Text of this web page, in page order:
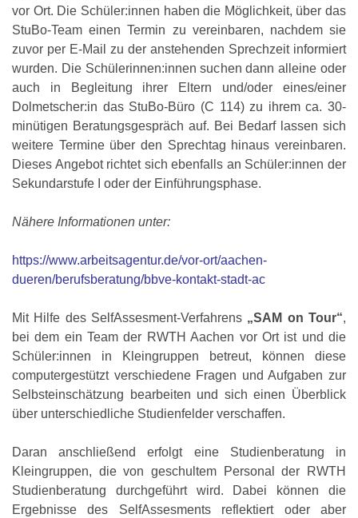
vor Ort. Die Schüler:innen haben die Möglichkeit, über das
StuBo-Team einen Termin zu vereinbaren, nachdem sie
zuvor per E-Mail zu der anstehenden Sprechzeit informiert
wurden. Die Schülerinnen:innen suchen dann alleine oder
auch in Begleitung ihrer Eltern und/oder eines/einer
Dolmetscher:in das StuBo-Büro (C 114) zu ihrem ca. 30-
minütigen Beratungsgespräch auf. Bei Bedarf lassen sich
weitere Termine über den Sprechtag hinaus vereinbaren.
Dieses Angebot richtet sich ebenfalls an Schüler:innen der
Sekundarstufe I oder der Einführungsphase.
Nähere Informationen unter:
https://www.arbeitsagentur.de/vor-ort/aachen-
dueren/berufsberatung/bbve-kontakt-stadt-ac
Mit Hilfe des SelfAssesment-Verfahrens „SAM on Tour“,
bei dem ein Team der RWTH Aachen vor Ort ist und die
Schüler:innen in Kleingruppen betreut, können diese
computergestützt verschiedene Fragen und Aufgaben zur
Selbsteinschätzung bearbeiten und sich einen Überblick
über unterschiedliche Studienfelder verschaffen.
Daran anschließend erfolgt eine Studienberatung in
Kleingruppen, die von geschultem Personal der RWTH
Studienberatung durchgeführt wird. Dabei können die
Ergebnisse des SelfAssesments reflektiert oder aber